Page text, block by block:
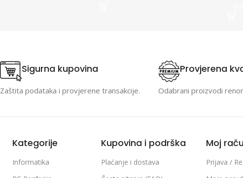
Sigurna kupovina
Zaštita podataka i provjerene transakcije.
Provjerena
Odabrani proizvodi
Kategorije
Informatika
Kupovina i podrška
Plaćanje i dostava
Moj
Prijava /